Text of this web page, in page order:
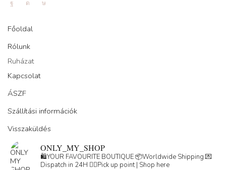
FacebookInstagram
Tik-
Főoldal
Rólunk
Ruházat
Kapcsolat
ÁSZF
Szállítási információk
Visszaküldés
ONLY_MY_SHOP
🛍️YOUR FAVOURITE BOUTIQUE📦Worldwide Shipping 💌
Dispatch in 24H 👇🏽Pick up point | Shop here